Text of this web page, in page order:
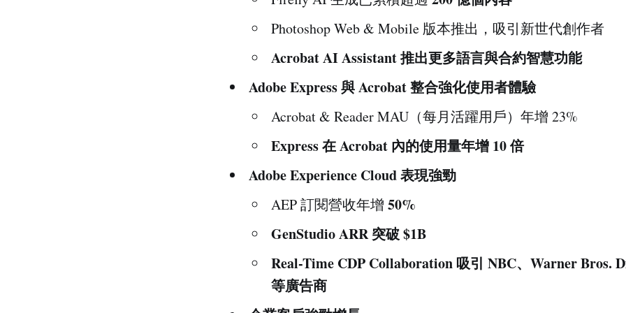
Photoshop Web & Mobile 版本推出，吸引新世代創作者
Acrobat AI Assistant 推出更多語言與合約智慧功能
Adobe Express 與 Acrobat 整合強化使用者體驗
Acrobat & Reader MAU（每月活躍用戶）年增 23%
Express 在 Acrobat 內的使用量年增 10 倍
Adobe Experience Cloud 表現強勁
AEP 訂閱營收年增 50%
GenStudio ARR 突破 $1B
Real-Time CDP Collaboration 吸引 NBC、Warner Bros.
等廣告商